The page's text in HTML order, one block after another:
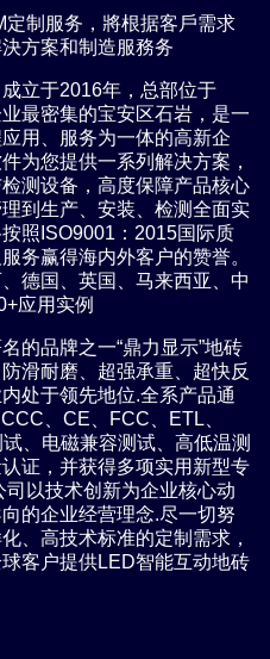
制服务，將根据客戶需求
方案和制造服務务
立于2016年，总部位于
最密集的宝安区石岩，是一
用、服务为一体的高新企
为您提供一系列解决方案，
测设备，高度保障产品核心
到生产、安装、检测全面实
照ISO9001：2015国际质
务赢得海内外客户的赞誉。
德国、英国、马来西亚、中
应用实例
的品牌之一“鼎力显示”地砖
滑耐磨、超强承重、超快反
处于领先地位.全系产品通
、CE、FCC、ETL、
、电磁兼容测试、高低温测
证，并获得多项实用新型专
以技术创新为企业核心动
的企业经营理念.尽一切努
、高技术标准的定制需求，
客户提供LED智能互动地砖